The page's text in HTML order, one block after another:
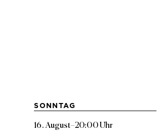
SONNTAG
16. August–20:00 Uhr